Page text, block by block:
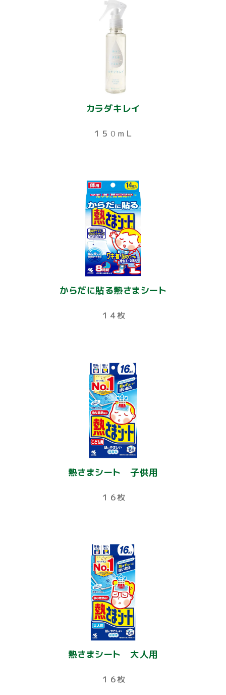
カラダキレイ
１５０ｍＬ
からだに貼る熱さまシート
１４枚
熱さまシート 子供用
１６枚
熱さまシート 大人用
１６枚